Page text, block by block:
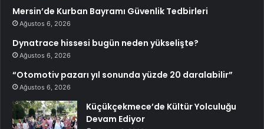
Mersin’de Kurban Bayramı Güvenlik Tedbirleri
Ağustos 6, 2026
Dynatrace hissesi bugün neden yükselişte?
Ağustos 6, 2026
“Otomotiv pazarı yıl sonunda yüzde 20 daralabilir”
Ağustos 6, 2026
Küçükçekmece’de Kültür Yolculuğu
Devam Ediyor